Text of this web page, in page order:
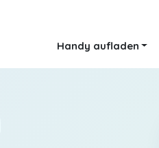
Handy aufladen